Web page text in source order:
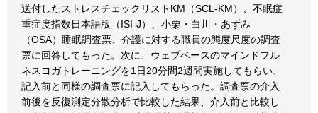
送付したストレスチェックリストKM（SCL-KM）、不眠症
重症度指数日本語版（ISI-J）、小栗・白川・あずみ
（OSA）睡眠調査票、介護に対する職員の態度尺度の調査
票に回答してもった。次に、ウェブベースのマインドフル
ネスヨガトレーニングを1日20分間2週間実施してもらい、
記入前と同様の調査票に記入してもらった。調査票の介入
前後を反復測定分散分析で比較した結果、介入前と比較し